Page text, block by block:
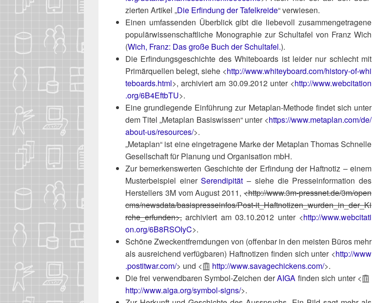
zier­ten Arti­kel „Die Erfin­dung der Tafel­krei­de“ ver­wie­sen.
Einen umfas­sen­den Über­blick gibt die lie­be­voll zusam­men­ge­tra­ge­ne
popu­lär­wis­sen­schaft­li­che Mono­gra­phie zur Schul­ta­fel von Franz Wich
(Wich, Franz: Das gro­ße Buch der Schul­ta­fel.).
Die Erfin­dungs­ge­schich­te des White­boards ist lei­der nur schlecht mit
Pri­mär­quel­len belegt, sie­he <http://​www​.whitey​board​.com/​h​i​s​t​o​r​y​-​o​f​-​w​h​i​
t​e​b​oards.html>, archi­viert am 30.09.2012 unter <http://​www​.web​ci​ta​ti​on​
.org/6B4EftbTU>.
Eine grund­le­gen­de Ein­füh­rung zur Meta­plan-Metho­de fin­det sich unter
dem Titel „Meta­plan Basis­wis­sen“ unter <https://​www​.meta​plan​.com/​d​e​/​
a​b​o​u​t​-​u​s​/​resources/>.
„Meta­plan“ ist eine ein­ge­tra­ge­ne Mar­ke der Meta­plan Tho­mas Schnel­le
Gesell­schaft für Pla­nung und Orga­ni­sa­ti­on mbH.
Zur bemer­kens­wer­ten Geschich­te der Erfin­dung der Haft­no­tiz – einem
Mus­ter­bei­spiel einerSeren­di­pi­tät – sie­he die Pres­se­infor­ma­ti­on des
Her­stel­lers 3M vom August 2011, <http://​www​.3m​-press​net​.de/​3​m​/​o​p​e​n​
c​m​s​/​n​e​w​s​d​a​t​a​/​b​a​s​i​s​p​r​e​s​s​e​i​n​f​o​s​/​P​o​s​t​-​i​t​_​H​a​f​t​n​o​t​i​z​e​n​_​w​u​r​d​e​n​_​i​n​_​d​e​r​_​K​i​
r​c​h​e_erfunden>, archi­viert am 03.10.2012 unter <http://​www​.web​ci​ta​ti​
on​.org/6B8RSOIyC>.
Schö­ne Zweck­ent­frem­dun­gen von (offen­bar in den meis­ten Büros mehr
als aus­rei­chend ver­füg­ba­ren) Haft­no­ti­zen fin­den sich unter <http://​www​
.pos​tit​war​.com/> und < http://​www​.sava​ge​chi​ckens​.com/>.
Die frei ver­wend­ba­ren Sym­bol-Zei­chen derAIGA fin­den sich unter <
http://​www​.aiga​.org/​s​y​m​bol-signs/>.